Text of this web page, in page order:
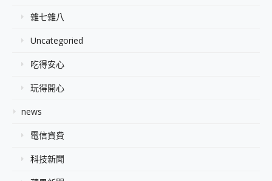
雜七雜八
Uncategoried
吃得安心
玩得開心
news
電信資費
科技新聞